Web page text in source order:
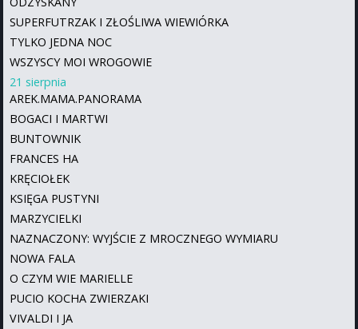
SUPERFUTRZAK I ZŁOŚLIWA WIEWIÓRKA
TYLKO JEDNA NOC
WSZYSCY MOI WROGOWIE
21 sierpnia
AREK.MAMA.PANORAMA
BOGACI I MARTWI
BUNTOWNIK
FRANCES HA
KRĘCIOŁEK
KSIĘGA PUSTYNI
MARZYCIELKI
NAZNACZONY: WYJŚCIE Z MROCZNEGO WYMIARU
NOWA FALA
O CZYM WIE MARIELLE
PUCIO KOCHA ZWIERZAKI
VIVALDI I JA